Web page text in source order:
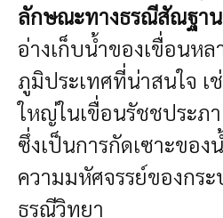
ลักษณะทางธรณีสัณฐาน
อ่างเก็บน้ำของเขื่อนห
ภูมิประเทศที่น่าสนใจ เ
ใหญ่ในเขื่อนรัชชประภ
ซึ่งเป็นการกัดเซาะของ
ความมหัศจรรย์ของกระ
ธรณีวิทยา